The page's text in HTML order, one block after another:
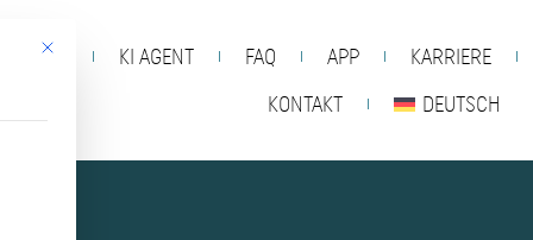
KI AGENT FAQ APP
KARRIERE
KONTAKT
DEUTSCH
Mit diesem Button wird der Dialog geschlossen. Seine